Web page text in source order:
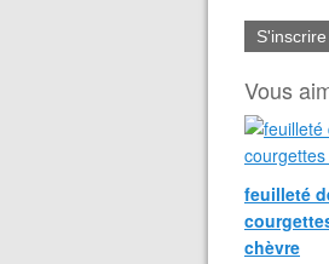
Vous
feuilleté
chèvre